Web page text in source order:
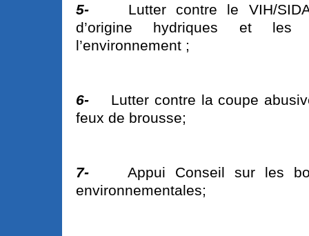
5- Lutter contre le VIH/
d’origine hydriques et les
l’environnement ;
6- Lutter contre la coupe
feux de brousse;
7- Appui Conseil sur les
environnementales;